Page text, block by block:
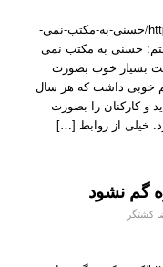
https://shenoto.com/album/podcast/257260/حسنی-به-مکتب-نمی-
حسنی به مکتب نمی
بسیار خوب بصورت
خوبی داشت که هر سال
و کارکنان را بصورت
خیلی از روابط […]
گم نشود
کشتگر